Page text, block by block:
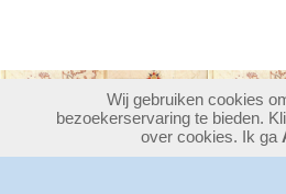
30389181bezoekers -
login
Wij gebruiken cookies
bezoekerservaring te bieden.
over cookies. Ik ga